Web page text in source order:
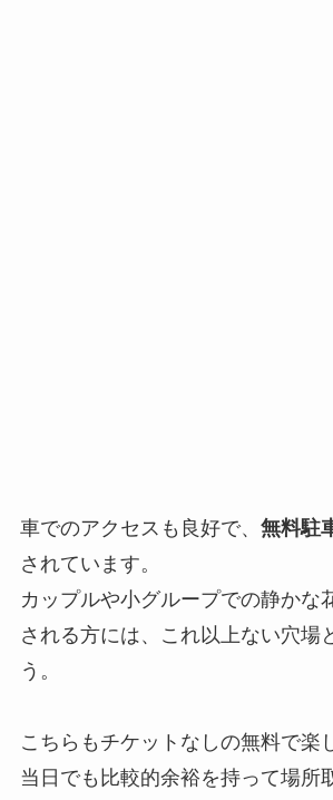
車でのアクセスも良好で、 無料駐
されています。
カップルや小グループでの静かな
される方には、これ以上ない穴場
う。
こちらもチケットなしの無料で楽
当日でも比較的余裕を持って場所